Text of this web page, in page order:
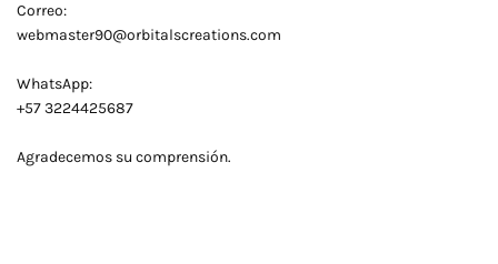
Correo:
webmaster90@orbitalscreations.com
WhatsApp:
+57 3224425687
Agradecemos su comprensión.